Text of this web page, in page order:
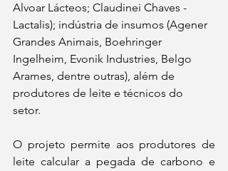
Alvoar Lácteos; Claudinei Chaves -
Lactalis); indústria de insumos (Agener
Grandes Animais, Boehringer
Ingelheim, Evonik Industries, Belgo
Arames, dentre outras), além de
produtores de leite e técnicos do
setor.
O projeto permite aos produtores de
leite calcular a pegada de carbono e